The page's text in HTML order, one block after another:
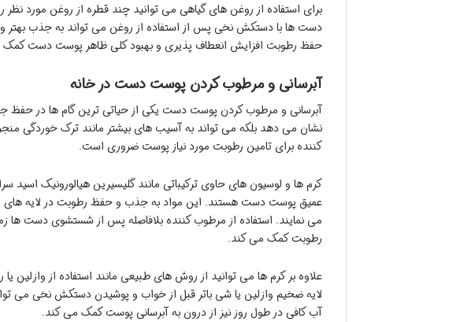
برای استفاده از روغن های گیاهی می توانید چند قطره از روغن مورد
دست ها با دستکش نخی پس از استفاده از روغن می تواند به جذب بهتر
حفظ رطوبت افزایش انعطاف پذیری و بهبود کلی ظاهر پوست دست کمک
آبرسانی و مرطوب کردن پوست دست در خانه
آبرسانی و مرطوب کردن پوست دست یکی از حیاتی ترین گام ها در حفظ
نشان می دهد بلکه می تواند به آسیب های بیشتر مانند ترک خوردگی
کننده برای تامین رطوبت مورد نیاز پوست ضروری است.
کرم ها و لوسیون های حاوی ترکیباتی مانند گلیسیرین هیالورونیک اسید
عمیق پوست دست هستند. این مواد به جذب و حفظ رطوبت در لایه
می نمایند. استفاده از مرطوب کننده بلافاصله پس از شستشوی دست
رطوبت کمک می کند.
علاوه بر کرم ها می توانید از روش های طبیعی مانند استفاده از وازلین
لایه ضخیم وازلین یا شی باتر قبل از خواب و پوشیدن دستکش نخی می
آب کافی در طول روز نیز از درون به آبرسانی پوست کمک می کند.